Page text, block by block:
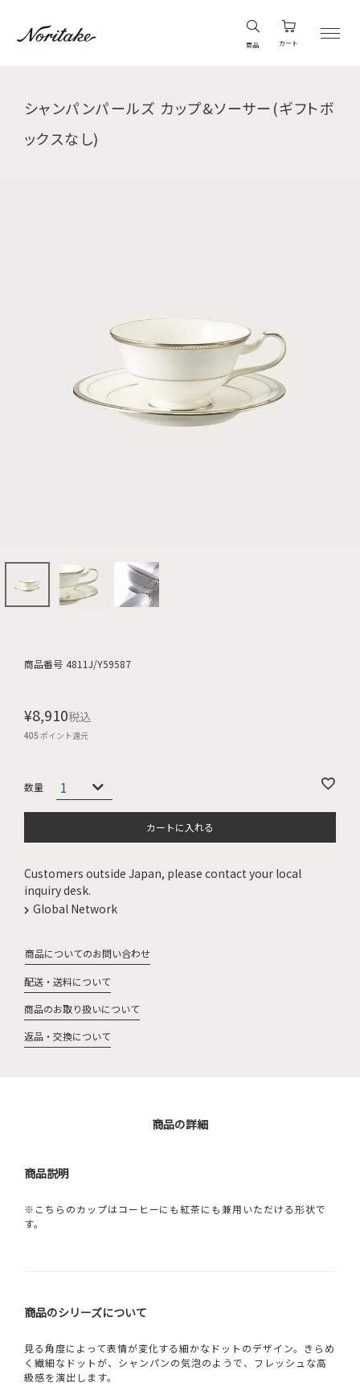
商品 カート
シャンパンパールズ カップ&ソーサー(ギフトボ
ックスなし)
商品番号 4811J/Y59587
¥8,910税込
405ポイント還元
カートに入れる
Customers outside Japan, please contact your local
inquiry desk.
Global Network
商品についてのお問い合わせ
配送・送料について
商品のお取り扱いについて
返品・交換について
商品の詳細
商品説明
※こちらのカップはコーヒーにも紅茶にも兼用いただける形状で
す。
商品のシリーズについて
見る角度によって表情が変化する細かなドットのデザイン。きらめ
く繊細なドットが、シャンパンの気泡のようで、フレッシュな高
級感を演出します。